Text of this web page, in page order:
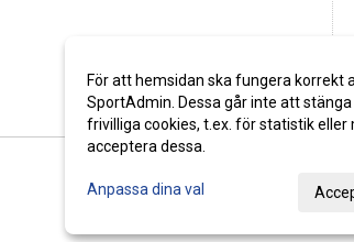
För att hemsidan ska fungera korrekt
SportAdmin. Dessa går inte att
frivilliga cookies, t.ex. för statistik eller
acceptera dessa.
Anpassa dina val